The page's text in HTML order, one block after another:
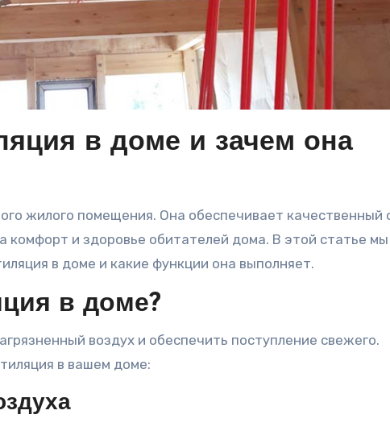
в доме и зачем она
комфорт и здоровье обитателей дома. В этой статье мы
в доме и какие функции она выполняет.
в доме?
воздух и обеспечить поступление свежего.
в вашем доме: